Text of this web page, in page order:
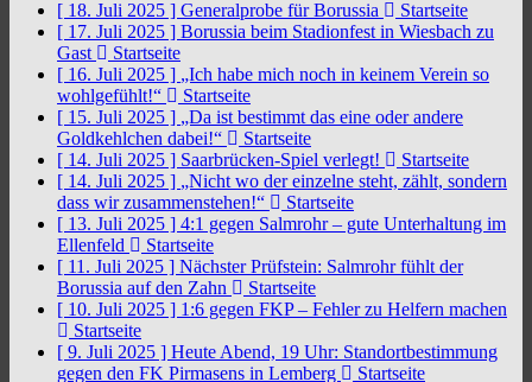
[ 18. Juli 2025 ] Generalprobe für Borussia
Startseite
[ 17. Juli 2025 ] Borussia beim Stadionfest in Wiesbach zu
Gast
Startseite
[ 16. Juli 2025 ] „Ich habe mich noch in keinem Verein so
wohlgefühlt!“
Startseite
[ 15. Juli 2025 ] „Da ist bestimmt das eine oder andere
Goldkehlchen dabei!“
Startseite
[ 14. Juli 2025 ] Saarbrücken-Spiel verlegt!
Startseite
[ 14. Juli 2025 ] „Nicht wo der einzelne steht, zählt, sondern
dass wir zusammenstehen!“
Startseite
[ 13. Juli 2025 ] 4:1 gegen Salmrohr – gute Unterhaltung im
Ellenfeld
Startseite
[ 11. Juli 2025 ] Nächster Prüfstein: Salmrohr fühlt der
Borussia auf den Zahn
Startseite
[ 10. Juli 2025 ] 1:6 gegen FKP – Fehler zu Helfern machen
Startseite
[ 9. Juli 2025 ] Heute Abend, 19 Uhr: Standortbestimmung
gegen den FK Pirmasens in Lemberg
Startseite